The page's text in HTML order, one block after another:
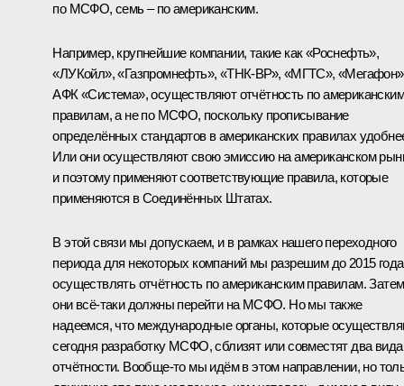
по МСФО, семь – по американским.
Например, крупнейшие компании, такие как «Роснефть»,
«ЛУКойл», «Газпромнефть», «ТНК-ВР», «МГТС»,
АФК «Система», осуществляют отчётность по американским
правилам, а не по МСФО, поскольку прописывание
определённых стандартов в американских правилах
Или они осуществляют свою эмиссию на американском
и поэтому применяют соответствующие правила, которые
применяются в Соединённых Штатах.
В этой связи мы допускаем, и в рамках нашего переходного
периода для некоторых компаний мы разрешим до 2015 года
осуществлять отчётность по американским правилам. Затем
они всё‑таки должны перейти на МСФО. Но мы также
надеемся, что международные органы, которые
сегодня разработку МСФО, сблизят или совместят два вида
отчётности. Вообще‑то мы идём в этом направлении, но